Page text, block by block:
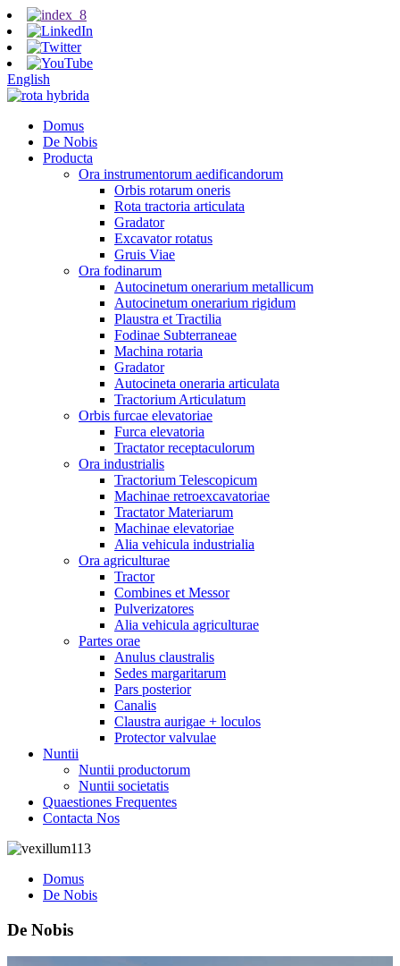
English
Domus
De Nobis
Producta
Ora instrumentorum aedificandorum
Orbis rotarum oneris
Rota tractoria articulata
Gradator
Excavator rotatus
Gruis Viae
Ora fodinarum
Autocinetum onerarium metallicum
Autocinetum onerarium rigidum
Plaustra et Tractilia
Fodinae Subterraneae
Machina rotaria
Gradator
Autocineta oneraria articulata
Tractorium Articulatum
Orbis furcae elevatoriae
Furca elevatoria
Tractator receptaculorum
Ora industrialis
Tractorium Telescopicum
Machinae retroexcavatoriae
Tractator Materiarum
Machinae elevatoriae
Alia vehicula industrialia
Ora agriculturae
Tractor
Combines et Messor
Pulverizatores
Alia vehicula agriculturae
Partes orae
Anulus claustralis
Sedes margaritarum
Pars posterior
Canalis
Claustra aurigae + loculos
Protector valvulae
Nuntii
Nuntii productorum
Nuntii societatis
Quaestiones Frequentes
Contacta Nos
Domus
De Nobis
De Nobis